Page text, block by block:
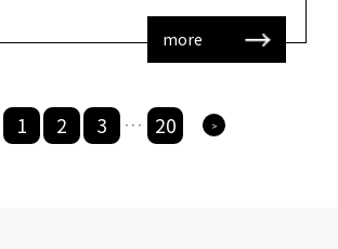
more
1 2 3 ・・・ 20 >